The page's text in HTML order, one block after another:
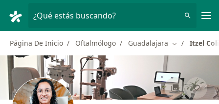
¿Qué estás buscando?
Página De Inicio Oftalmólogo Guadalajara Cambiar de
Itzel